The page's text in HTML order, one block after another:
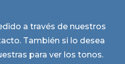
a través de nuestros
También si lo desea
para ver los tonos.